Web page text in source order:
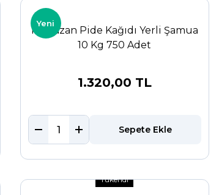
Yeni
Ramazan Pide Kağıdı Yerli Şamua
10 Kg 750 Adet
1.320,00 TL
Sepete Ekle
Tükendi